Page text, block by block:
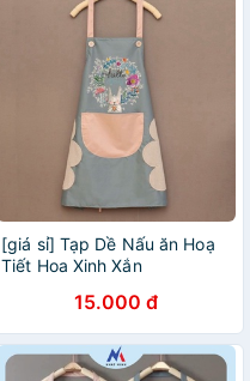
[giá sỉ] Tạp Dề Nấu ăn Hoạ
Tiết Hoa Xinh Xắn
15.000 đ